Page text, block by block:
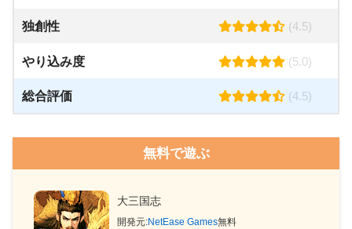
独創性 (4.5)
やり込み度 (5.0)
総合評価 (4.5)
無料で遊ぶ
大三国志
開発元:NetEase Games無料